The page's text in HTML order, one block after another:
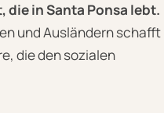
in Santa Ponsa lebt.
und Ausländern schafft
die den sozialen